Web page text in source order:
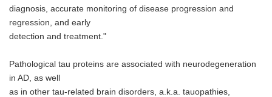
diagnosis, accurate monitoring of disease progression and
regression, and early
detection and treatment."
Pathological tau proteins are associated with neurodegeneration
in AD, as well
as in other tau-related brain disorders, a.k.a. tauopathies,